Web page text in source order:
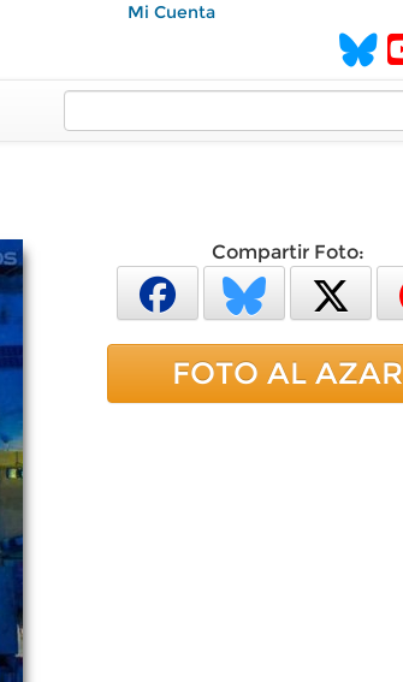
Mi Cuenta
Compartir Foto:
FOTO AL AZAR